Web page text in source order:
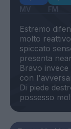
MV FM
Estremo
molto
spiccato
presenta
Bravo
con
Di piede